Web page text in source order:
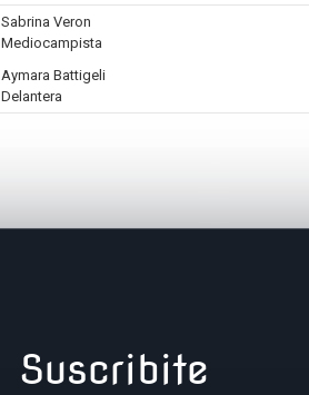
Sabrina Veron
Mediocampista
Aymara Battigeli
Delantera
Suscribite